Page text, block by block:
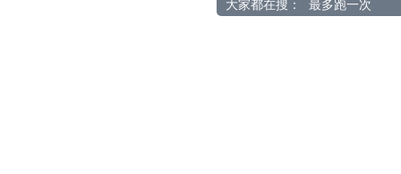
大家都在搜： 最多跑一次